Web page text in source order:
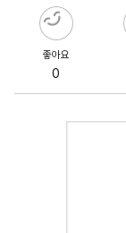
좋아요
0